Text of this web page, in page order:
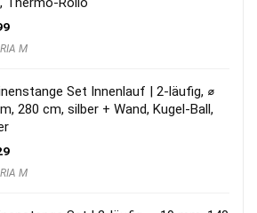
M
Set Innenlauf | 2-läufig, ⌀
280 cm, silber + Wand, Kugel-Ball,
M